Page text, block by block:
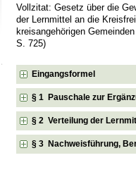
Vollzitat: Gesetz über die
der Lernmittel an die
kreisangehörigen
S. 725)
Eingangsformel
§ 1 Pauschale zur
§ 2 Verteilung der
§ 3 Nachweisführung,